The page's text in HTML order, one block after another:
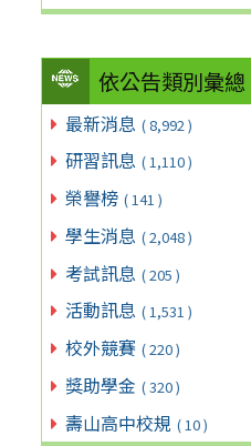
依公告類別彙總
最新消息 ( 8,992 )
研習訊息 ( 1,110 )
榮譽榜 ( 141 )
學生消息 ( 2,048 )
考試訊息 ( 205 )
活動訊息 ( 1,531 )
校外競賽 ( 220 )
獎助學金 ( 320 )
壽山高中校規 ( 10 )